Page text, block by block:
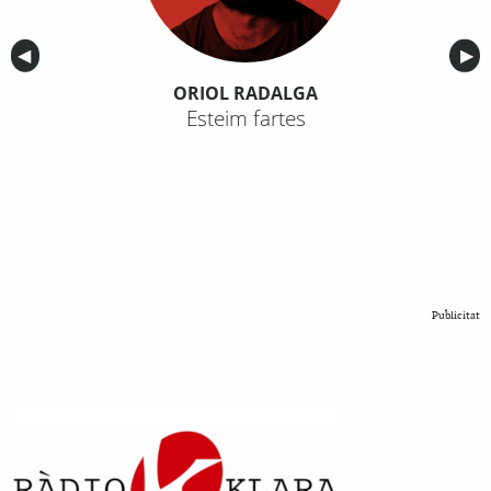
Anterior
◀︎ ▶︎
ORIOL RADALGA
Esteim fartes
Publicitat